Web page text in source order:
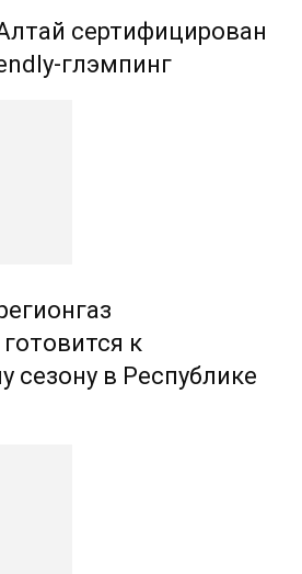
сертифицирован
глэмпинг
к
сезону в Республике